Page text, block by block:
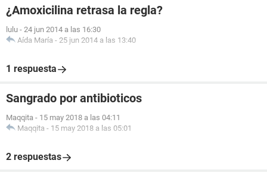
¿Amoxicilina retrasa la regla?
lulu - 24 jun 2014 a las 16:30
Aída María - 25 jun 2014 a las 13:40
1 respuesta
Sangrado por antibioticos
Maqqita - 15 may 2018 a las 04:11
Maqqita - 15 may 2018 a las 05:01
2 respuestas